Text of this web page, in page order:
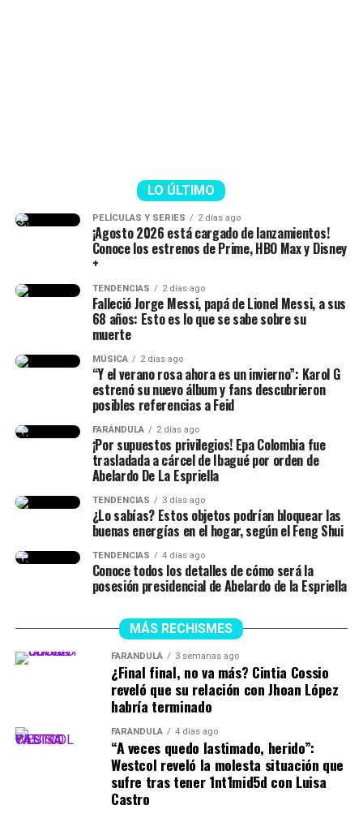
La Patria Milagro se
construye desde las
regiones, porque cuando
las regiones prosperan,
prospera Colombia”,
escribió.
Mi posesión será mucho
más que una ceremonia.
Será la primera
demostración de que la
descentralización deja de
ser un discurso para
convertirse en una realidad.
La Patria Milagro se
construye desde las
regiones, porque cuando
las regiones prosperan,
prospera Colombia.
El…
pic.twitter.com/ZNpcZVzUqh
— Abelardo De La
LO ÚLTIMO
PELÍCULAS Y SERIES 2 días ago
¡Agosto 2026 está cargado de lanzamientos!
Conoce los estrenos de Prime, HBO Max y Disney
+
TENDENCIAS 2 días ago
Falleció Jorge Messi, papá de Lionel Messi, a sus
68 años: Esto es lo que se sabe sobre su
muerte
MÚSICA 2 días ago
“Y el verano rosa ahora es un invierno”: Karol G
estrenó su nuevo álbum y fans descubrieron
posibles referencias a Feid
FARÁNDULA 2 días ago
¡Por supuestos privilegios! Epa Colombia fue
trasladada a cárcel de Ibagué por orden de
Abelardo De La Espriella
TENDENCIAS 3 días ago
¿Lo sabías? Estos objetos podrían bloquear las
buenas energías en el hogar, según el Feng Shui
TENDENCIAS 4 días ago
Conoce todos los detalles de cómo será la
posesión presidencial de Abelardo de la Espriella
MÁS RECHISMES
FARÁNDULA 3 semanas ago
¿Final final, no va más? Cintia Cossio
reveló que su relación con Jhoan López
habría terminado
FARÁNDULA 4 días ago
“A veces quedo lastimado, herido”:
Westcol reveló la molesta situación que
sufre tras tener 1nt1mid5d con Luisa
Castro